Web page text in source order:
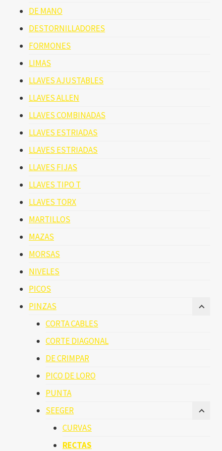
DE MANO
DESTORNILLADORES
FORMONES
LIMAS
LLAVES AJUSTABLES
LLAVES ALLEN
LLAVES COMBINADAS
LLAVES ESTRIADAS
LLAVES ESTRIADAS
LLAVES FIJAS
LLAVES TIPO T
LLAVES TORX
MARTILLOS
MAZAS
MORSAS
NIVELES
PICOS
PINZAS
CORTA CABLES
CORTE DIAGONAL
DE CRIMPAR
PICO DE LORO
PUNTA
SEEGER
CURVAS
RECTAS